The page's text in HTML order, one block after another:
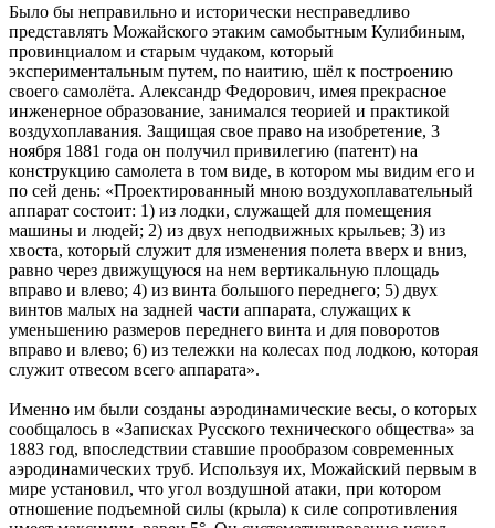
Было бы неправильно и исторически несправедливо
представлять Можайского этаким самобытным Кулибиным,
провинциалом и старым чудаком, который
экспериментальным путем, по наитию, шёл к построению
своего самолёта. Александр Федорович, имея прекрасное
инженерное образование, занимался теорией и практикой
воздухоплавания. Защищая свое право на изобретение, 3
ноября 1881 года он получил привилегию (патент) на
конструкцию самолета в том виде, в котором мы видим его и
по сей день: «Проектированный мною воздухоплавательный
аппарат состоит: 1) из лодки, служащей для помещения
машины и людей; 2) из двух неподвижных крыльев; 3) из
хвоста, который служит для изменения полета вверх и вниз,
равно через движущуюся на нем вертикальную площадь
вправо и влево; 4) из винта большого переднего; 5) двух
винтов малых на задней части аппарата, служащих к
уменьшению размеров переднего винта и для поворотов
вправо и влево; 6) из тележки на колесах под лодкою, которая
служит отвесом всего аппарата».
Именно им были созданы аэродинамические весы, о которых
сообщалось в «Записках Русского технического общества» за
1883 год, впоследствии ставшие прообразом современных
аэродинамических труб. Используя их, Можайский первым в
мире установил, что угол воздушной атаки, при котором
отношение подъемной силы (крыла) к силе сопротивления